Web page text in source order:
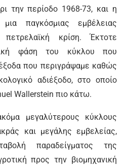
την περίοδο 1968-73, και η
παγκόσμιας εμβέλειας
κρίση. Έκτοτε
φάση του κύκλου που
που περιγράψαμε καθώς
αδιέξοδο, στο οποίο
Wallerstein πιο κάτω.
μεγαλύτερους κύκλους
και μεγάλης εμβελείας,
παραδείγματος της
προς την βιομηχανική